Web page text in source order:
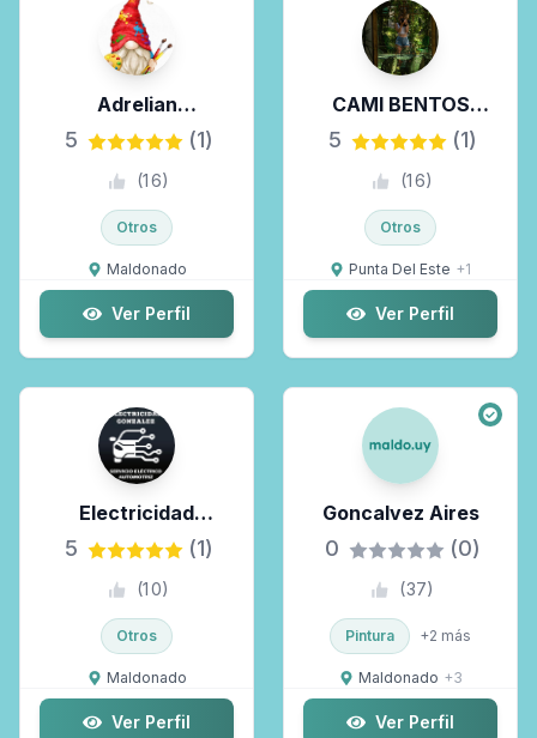
Adrelian
Creaciones
5 (1)
(16)
Otros
Maldonado
Ver Perfil
CAMI BENTOS
FOTOS
5 (1)
(16)
Otros
Punta Del Este +1
Ver Perfil
Electricidad
Automotriz
5 (1)
(10)
Otros
Maldonado
Ver Perfil
Goncalvez Aires
0 (0)
(37)
Pintura +2 más
Maldonado +3
Ver Perfil